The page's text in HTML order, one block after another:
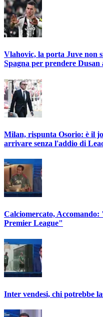
Vlahovic, la porta Juve non
Spagna per prendere Dusan
Milan, rispunta Osorio: è il
arrivare senza l'addio di
Calciomercato,
Premier League"
Inter vendesi, chi potrebbe